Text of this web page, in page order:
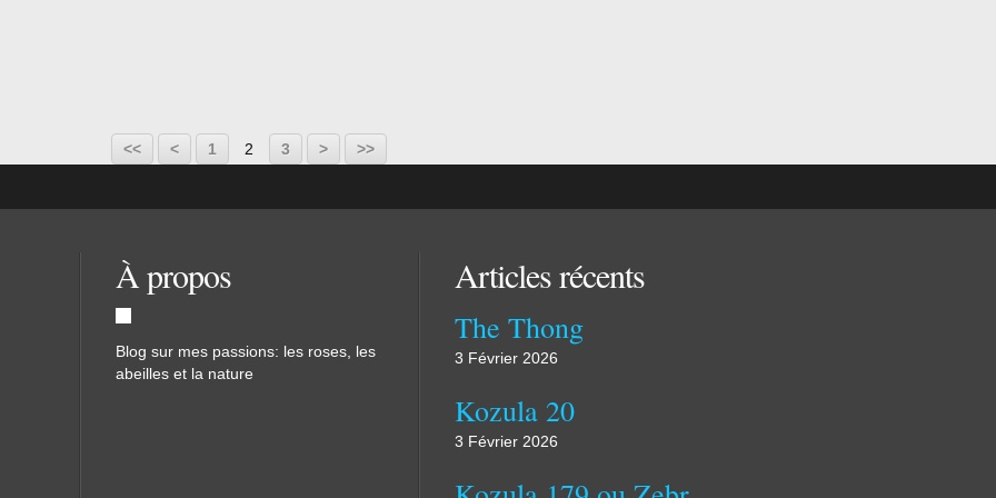
<< < 1 2 3 > >>
À propos
Blog sur mes passions: les roses, les
abeilles et la nature
Articles récents
The Thong
3 Février 2026
Kozula 20
3 Février 2026